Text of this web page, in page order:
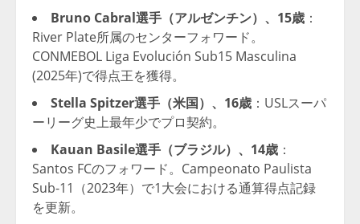
Bruno Cabral選手（アルゼンチン）、15歳 ：
River Plate所属のセンターフォワード。
CONMEBOL Liga Evolución Sub15 Masculina
(2025年)で得点王を獲得。
Stella Spitzer選手（米国）、16歳 ：USLスーパ
ーリーグ史上最年少でプロ契約。
Kauan Basile選手（ブラジル）、14歳 ：
Santos FCのフォワード。Campeonato Paulista
Sub-11（2023年）で1大会における通算得点記録
を更新。